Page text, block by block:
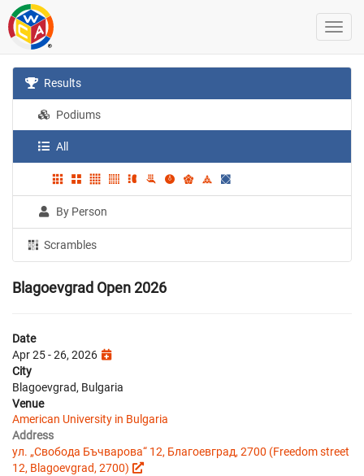
Results
Podiums
All
By Person
Scrambles
Blagoevgrad Open 2026
Date
Apr 25 - 26, 2026
City
Blagoevgrad, Bulgaria
Venue
American University in Bulgaria
Address
ул. „Свобода Бъчварова“ 12, Благоевград, 2700 (Freedom street
12, Blagoevgrad, 2700)